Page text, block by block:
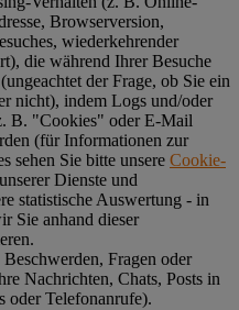
Browserversion,
wiederkehrender
die während Ihrer Besuche
der Frage, ob Sie ein
nicht), indem Logs und/oder
B. "Cookies" oder E-Mail
(für Informationen zur
sehen Sie bitte unsere Cookie-
Dienste und
statistische Auswertung - in
Sie anhand dieser
Fragen oder
Nachrichten, Chats, Posts in
oder Telefonanrufe).